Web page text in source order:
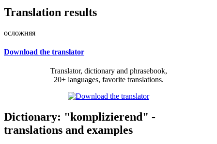
Translation results
осложняя
Download the translator
Translator, dictionary and phrasebook,
20+ languages, favorite translations.
Dictionary: "komplizierend" -
translations and examples